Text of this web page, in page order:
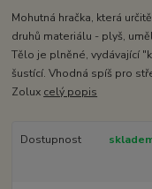
Mohutná hračka, která
druhů materiálu - plyš,
Tělo je plněné, vydávající
šustící. Vhodná spíš pro
Zolux celý popis
Dostupnost